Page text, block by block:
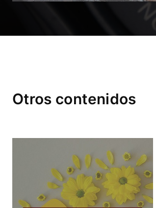
Otros contenidos